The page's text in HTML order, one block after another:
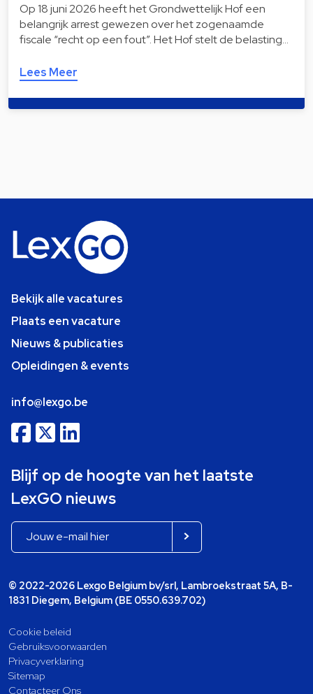
Op 18 juni 2026 heeft het Grondwettelijk Hof een
belangrijk arrest gewezen over het zogenaamde
fiscale “recht op een fout”. Het Hof stelt de belasting…
Lees Meer
Bekijk alle vacatures
Plaats een vacature
Nieuws & publicaties
Opleidingen & events
info@lexgo.be
Blijf op de hoogte van het laatste
LexGO nieuws
© 2022-2026 Lexgo Belgium bv/srl, Lambroekstraat 5A, B-
1831 Diegem, Belgium (BE 0550.639.702)
Cookie beleid
Gebruiksvoorwaarden
Privacyverklaring
Sitemap
Contacteer Ons